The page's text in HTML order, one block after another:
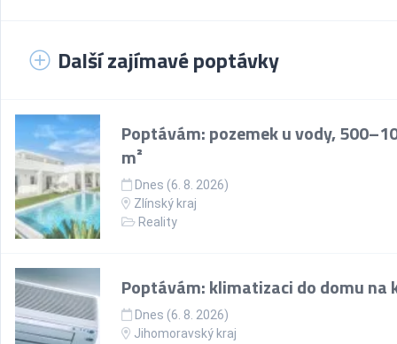
Další zajímavé poptávky
Poptávám: pozemek u vody,
m²
Dnes (6. 8. 2026)
Zlínský kraj
Reality
Poptávám: klimatizaci do domu na
Dnes (6. 8. 2026)
Jihomoravský kraj